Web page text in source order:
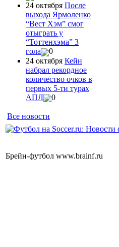
24 октября После
выхода Ярмоленко
“Вест Хэм” смог
отыграть у
“Тоттенхэма” 3
гола
0
24 октября Кейн
набрал рекордное
количество очков в
первых 5-ти турах
АПЛ
0
Все новости
Брейн-футбол www.brainf.ru